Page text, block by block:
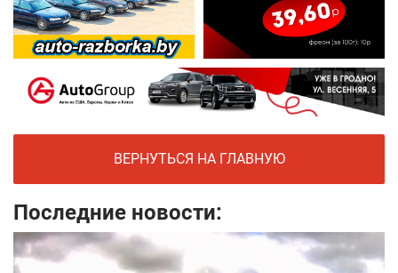
ВЕРНУТЬСЯ НА ГЛАВНУЮ
Последние новости: